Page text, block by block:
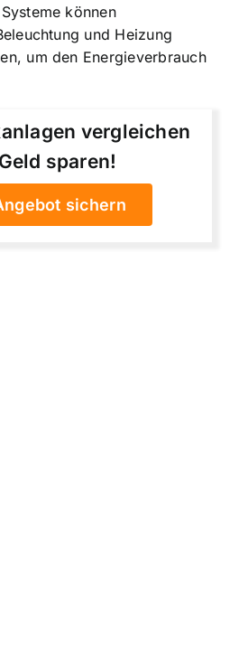
können
und Heizung
um den Energieverbrauch
vergleichen
sparen!
sichern